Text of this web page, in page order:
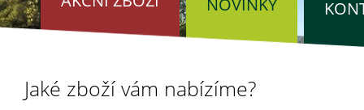
NOVINKY
Jaké zboží vám nabízíme?